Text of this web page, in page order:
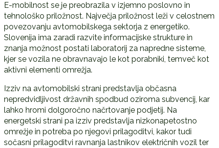
E-mobilnost se je preobrazila v izjemno poslovno in
tehnološko priložnost. Največja priložnost leži v celostnem
povezovanju avtomobilskega sektorja z energetiko.
Slovenija ima zaradi razvite informacijske strukture in
znanja možnost postati laboratorij za napredne sisteme,
kjer se vozila ne obravnavajo le kot porabniki, temveč kot
aktivni elementi omrežja.
Izziv na avtomobilski strani predstavlja občasna
nepredvidljivost državnih spodbud oziroma subvencij, kar
lahko hromi dolgoročno načrtovanje podjetij. Na
energetski strani pa izziv predstavlja nizkonapetostno
omrežje in potreba po njegovi prilagoditvi, kakor tudi
sočasni prilagoditvi ravnanja lastnikov električnih vozil ter